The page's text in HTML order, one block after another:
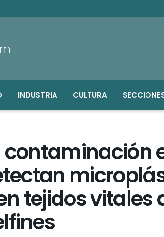
INDUSTRIA CULTURA
tejidos vitales